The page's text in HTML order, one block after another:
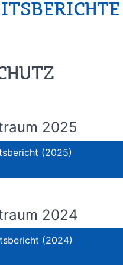
2025
(2025)
2024
(2024)